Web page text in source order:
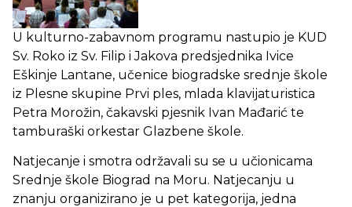
U kulturno-zabavnom programu nastupio je KUD
Sv. Roko iz Sv. Filip i Jakova predsjednika Ivice
Eškinje Lantane, učenice biogradske srednje škole
iz Plesne skupine Prvi ples, mlada klavijaturistica
Petra Morožin, čakavski pjesnik Ivan Mađarić te
tamburaški orkestar Glazbene škole.
Natjecanje i smotra održavali su se u učionicama
Srednje škole Biograd na Moru. Natjecanju u
znanju organizirano je u pet kategorija, jedna